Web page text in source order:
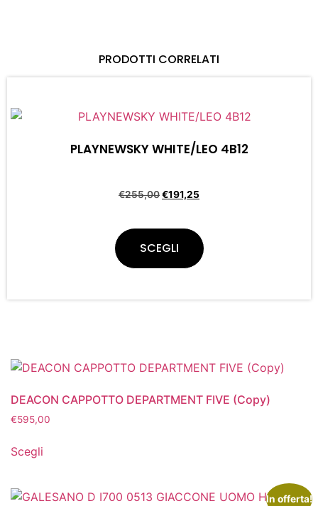
PRODOTTI CORRELATI
PLAYNEWSKY WHITE/LEO 4B12
€255,00€191,25
SCEGLI
DEACON CAPPOTTO DEPARTMENT FIVE (Copy)
€595,00
Scegli
In offerta!